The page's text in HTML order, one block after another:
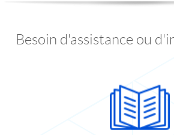
Besoin d'assistance ou